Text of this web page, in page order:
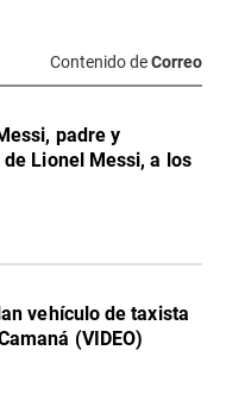
Contenido deCorreo
padre y
Lionel Messi, a los
vehículo de taxista
(VIDEO)